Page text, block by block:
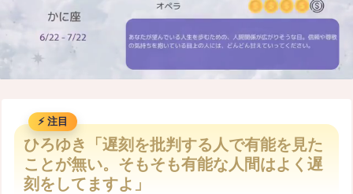
M
u
t
e
ひろゆき「遅刻を批判する人で有能を見た
ことが無い。そもそも有能な人間はよく遅
刻をしてますよ」